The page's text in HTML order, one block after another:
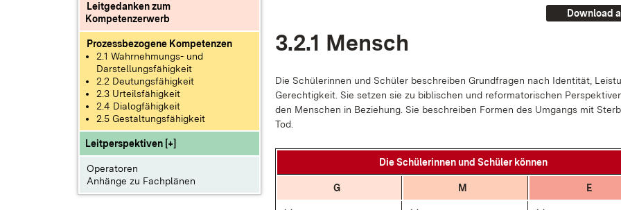
Leitgedanken zum
Kompetenzerwerb
Prozessbezogene Kompetenzen
2.1 Wahrnehmungs- und
Darstellungsfähigkeit
2.2 Deutungsfähigkeit
2.3 Urteilsfähigkeit
2.4 Dialogfähigkeit
2.5 Gestaltungsfähigkeit
Leitperspektiven [+]
Operatoren
Anhänge zu Fachplänen
Download
3.2.1 Mensch
Die Schü­le­rin­nen und Schü­ler be­schrei­ben Grund­fra­gen nach Iden­ti­tät,
Ge­rech­tig­keit. Sie set­zen sie zu bi­bli­schen und re­for­ma­to­ri­schen
den Men­schen in Be­zie­hung. Sie be­schrei­ben For­men des Um­gangs mit
Tod.
Die Schü­le­rin­nen und Schü­ler kön­nen
G M E